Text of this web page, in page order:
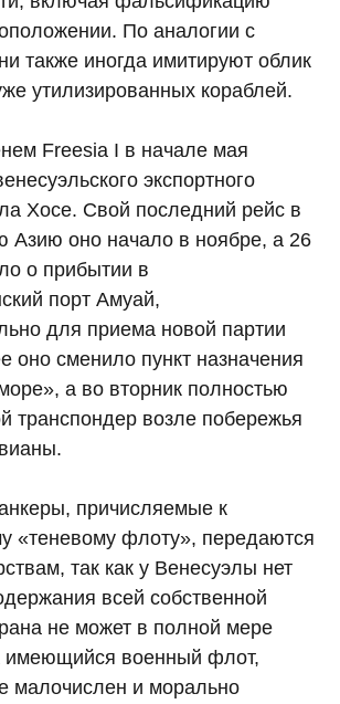
По аналогии с
также иногда имитируют облик
утилизированных кораблей.
Freesia I в начале мая
экспортного
Хосе. Свой последний рейс в
Азию оно начало в ноябре, а 26
о прибытии в
порт Амуай,
для приема новой партии
оно сменило пункт назначения
а во вторник полностью
транспондер возле побережья
причисляемые к
«теневому флоту», передаются
так как у Венесуэлы нет
всей собственной
не может в полной мере
имеющийся военный флот,
малочислен и морально